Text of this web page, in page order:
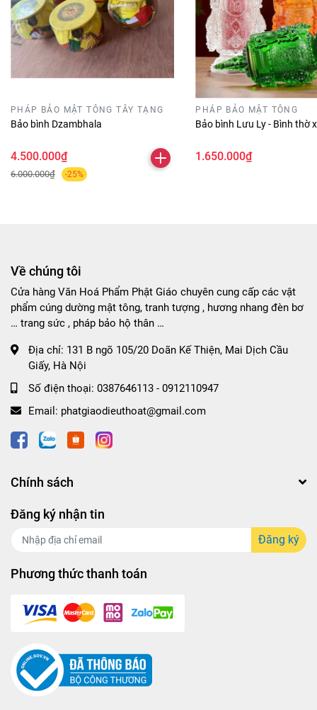
PHÁP BẢO MẬT TÔNG TÂY TẠNG
Bảo bình Dzambhala
4.500.000₫
6.000.000₫ -25%
PHÁP BẢO MẬT TÔNG
Bảo bình Lưu Ly - Bình thờ
1.650.000₫
Về chúng tôi
Cửa hàng Văn Hoá Phẩm Phật Giáo chuyên cung cấp các vật
phẩm cúng dường mật tông, tranh tượng , hương nhang đèn bơ
… trang sức , pháp bảo hộ thân …
Địa chỉ: 131 B ngõ 105/20 Doãn Kế Thiện, Mai Dịch Cầu
Giấy, Hà Nội
Số điện thoại: 0387646113 - 0912110947
Email: phatgiaodieuthoat@gmail.com
Chính sách
Đăng ký nhận tin
Đăng ký
Phương thức thanh toán